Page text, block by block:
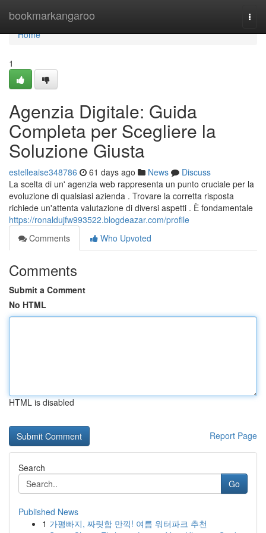
bookmarkangaroo
Home
Home
1
Agenzia Digitale: Guida
Completa per Scegliere la
Soluzione Giusta
estelleaise348786 61 days ago News
Discuss
La scelta di un' agenzia web rappresenta un punto cruciale per la
evoluzione di qualsiasi azienda . Trovare la corretta risposta
richiede un'attenta valutazione di diversi aspetti . È fondamentale
https://ronaldujfw993522.blogdeazar.com/profile
Comments
Who Upvoted
Comments
Submit a Comment
No HTML
HTML is disabled
Report Page
Search
Go
Published News
1 가평빠지, 짜릿함 만끽! 여름 워터파크 추천